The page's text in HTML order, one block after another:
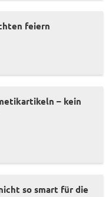
feiern
– kein
so smart für die